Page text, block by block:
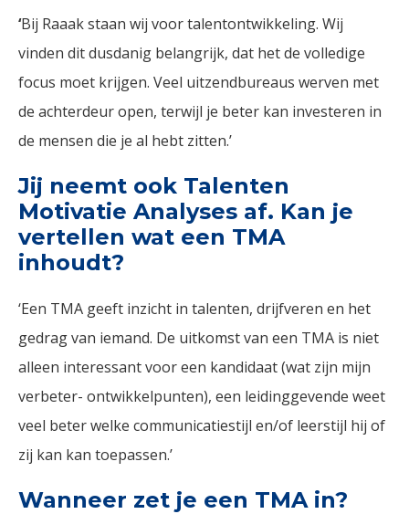
‘Bij Raaak staan wij voor talentontwikkeling. Wij
vinden dit dusdanig belangrijk, dat het de volledige
focus moet krijgen. Veel uitzendbureaus werven met
de achterdeur open, terwijl je beter kan investeren in
de mensen die je al hebt zitten.’
Jij neemt ook Talenten
Motivatie Analyses af. Kan je
vertellen wat een TMA
inhoudt?
‘Een TMA geeft inzicht in talenten, drijfveren en het
gedrag van iemand. De uitkomst van een TMA is niet
alleen interessant voor een kandidaat (wat zijn mijn
verbeter- ontwikkelpunten), een leidinggevende weet
veel beter welke communicatiestijl en/of leerstijl hij of
zij kan kan toepassen.’
Wanneer zet je een TMA in?